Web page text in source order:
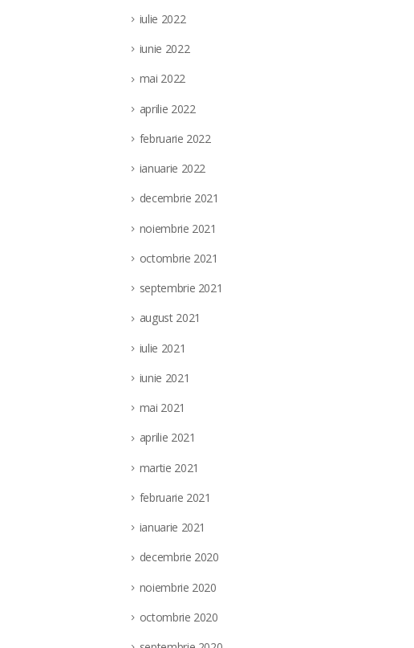
iulie 2022
iunie 2022
mai 2022
aprilie 2022
februarie 2022
ianuarie 2022
decembrie 2021
noiembrie 2021
octombrie 2021
septembrie 2021
august 2021
iulie 2021
iunie 2021
mai 2021
aprilie 2021
martie 2021
februarie 2021
ianuarie 2021
decembrie 2020
noiembrie 2020
octombrie 2020